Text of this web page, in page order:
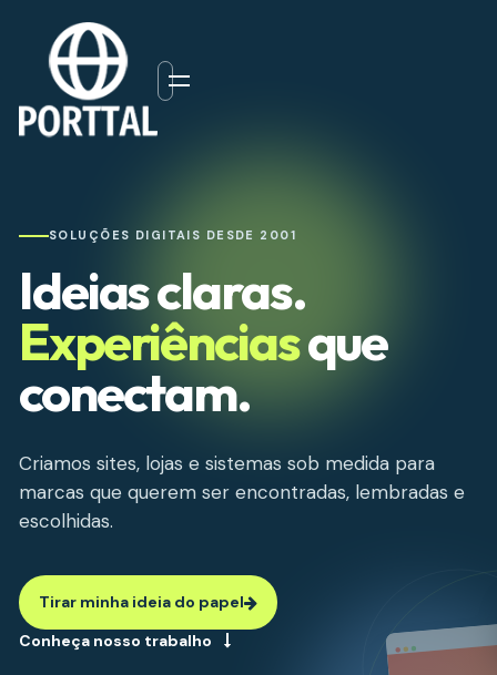
SOLUÇÕES DIGITAIS DESDE 2001
Ideias claras.
Experiênciasque
conectam.
Criamos sites, lojas e sistemas sob medida para
marcas que querem ser encontradas, lembradas e
escolhidas.
Tirar minha ideia do papel
Conheça nosso trabalho